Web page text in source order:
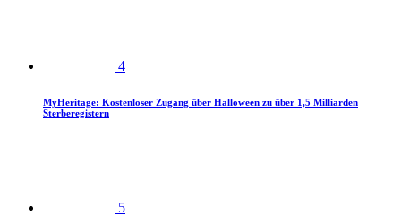
4
MyHeritage: Kostenloser Zugang über Halloween zu über 1,5 Milliarden
Sterberegistern
5